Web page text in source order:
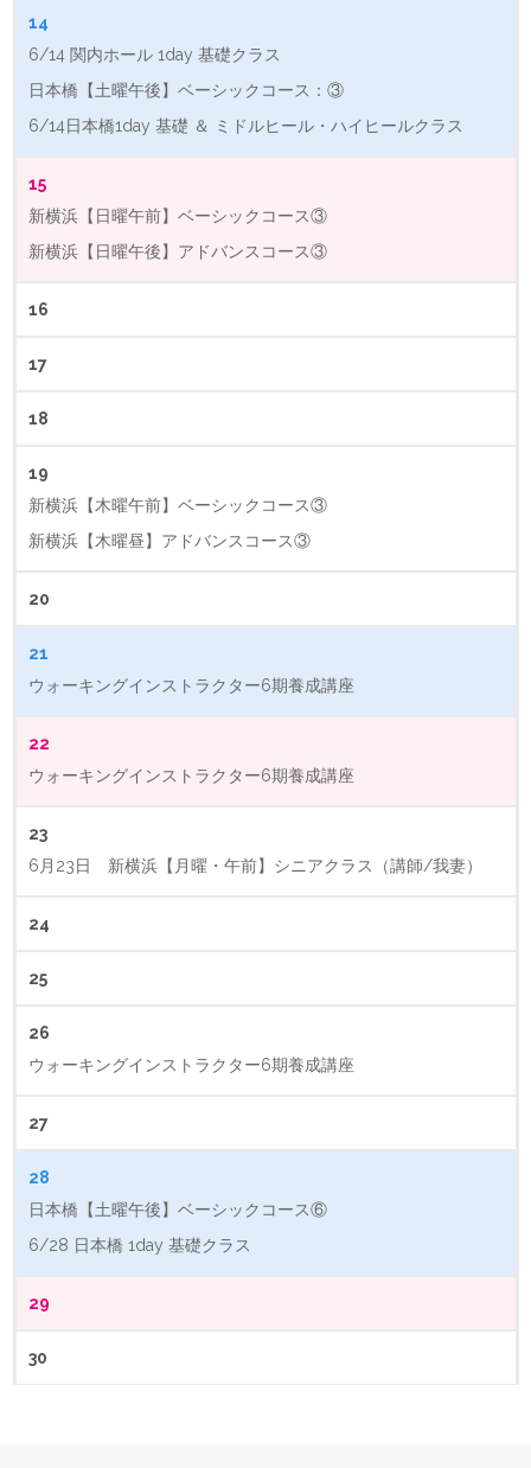
14
6/14 関内ホール 1day 基礎クラス
日本橋【土曜午後】ベーシックコース：③
6/14日本橋1day 基礎 ＆ ミドルヒール・ハイヒールクラス
15
新横浜【日曜午前】ベーシックコース③
新横浜【日曜午後】アドバンスコース③
16
17
18
19
新横浜【木曜午前】ベーシックコース③
新横浜【木曜昼】アドバンスコース③
20
21
ウォーキングインストラクター6期養成講座
22
ウォーキングインストラクター6期養成講座
23
6月23日 新横浜【月曜・午前】シニアクラス（講師/我妻）
24
25
26
ウォーキングインストラクター6期養成講座
27
28
日本橋【土曜午後】ベーシックコース⑥
6/28 日本橋 1day 基礎クラス
29
30